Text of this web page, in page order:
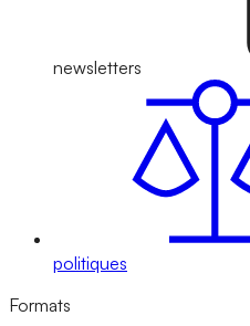
newsletters
politiques
Formats